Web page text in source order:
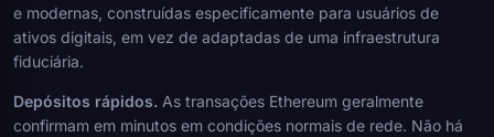
e modernas, construídas especificamente para usuários de
ativos digitais, em vez de adaptadas de uma infraestrutura
fiduciária.
Depósitos rápidos. As transações Ethereum geralmente
confirmam em minutos em condições normais de rede. Não há